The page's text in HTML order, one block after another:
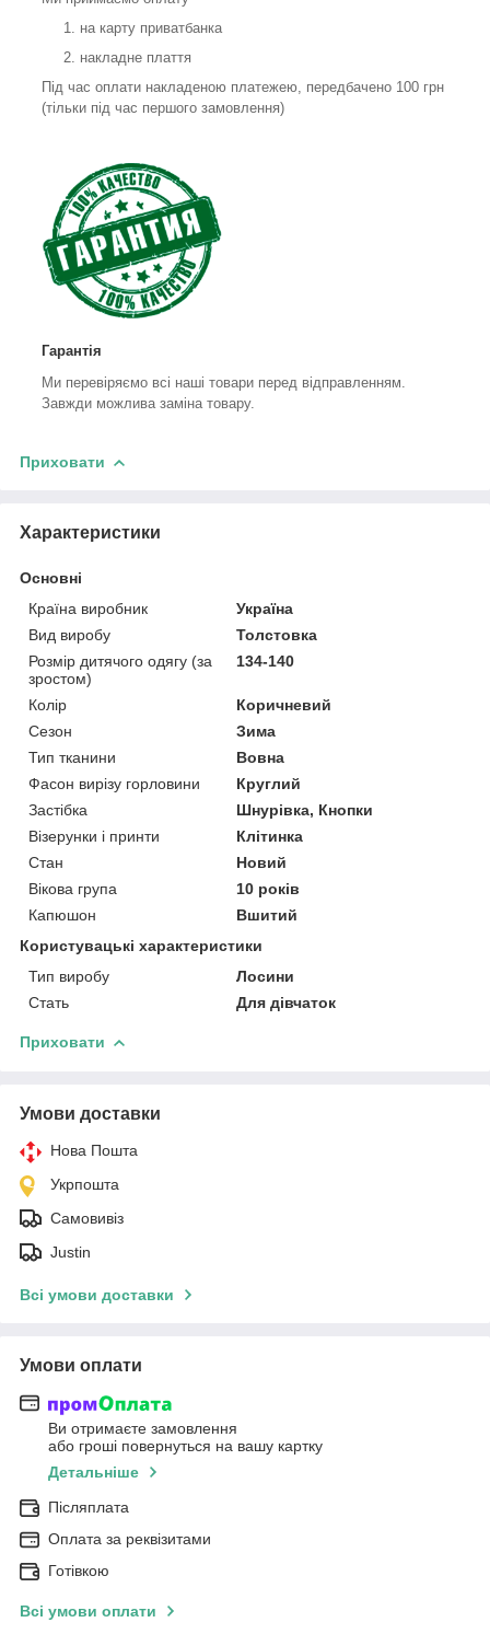
на карту приватбанка
накладне плаття
Під час оплати накладеною платежею, передбачено 100 грн
(тільки під час першого замовлення)
Гарантія
Ми перевіряємо всі наші товари перед відправленням.
Завжди можлива заміна товару.
Приховати
Характеристики
Основні
Країна виробник
Україна
Вид виробу
Толстовка
Розмір дитячого одягу (за
зростом)
134-140
Колір
Коричневий
Сезон
Зима
Тип тканини
Вовна
Фасон вирізу горловини
Круглий
Застібка
Шнурівка, Кнопки
Візерунки і принти
Клітинка
Стан
Новий
Вікова група
10 років
Капюшон
Вшитий
Користувацькі характеристики
Тип виробу
Лосини
Стать
Для дівчаток
Приховати
Умови доставки
Нова Пошта
Укрпошта
Самовивіз
Justin
Всі умови доставки
Умови оплати
Ви отримаєте замовлення
або гроші повернуться на вашу картку
Детальніше
Післяплата
Оплата за реквізитами
Готівкою
Всі умови оплати